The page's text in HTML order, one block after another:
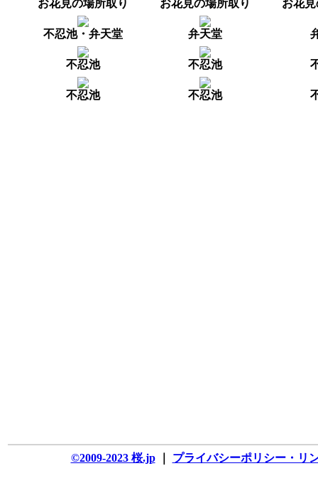
お花見の場所取り お花見の場所取り お花
不忍池・弁天堂 弁天堂
不忍池 不忍池
不忍池 不忍池
©2009-2023 桜.jp｜ プライバシーポリシー・リ